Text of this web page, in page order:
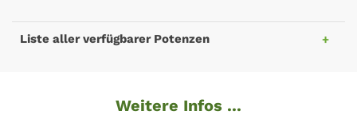
Liste aller verfügbarer Potenzen
Weitere Infos ...